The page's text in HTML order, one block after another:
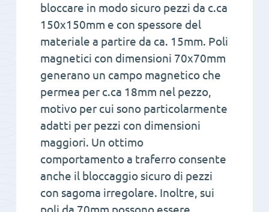
bloccare in modo sicuro pezzi da c.ca
150x150mm e con spessore del
materiale a partire da ca. 15mm. Poli
magnetici con dimensioni 70x70mm
generano un campo magnetico che
permea per c.ca 18mm nel pezzo,
motivo per cui sono particolarmente
adatti per pezzi con dimensioni
maggiori. Un ottimo
comportamento a traferro consente
anche il bloccaggio sicuro di pezzi
con sagoma irregolare. Inoltre, sui